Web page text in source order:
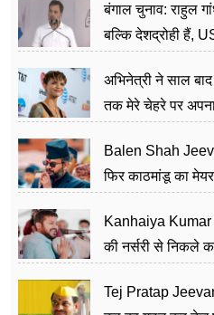
बंगाल चुनाव: राहुल
बल्कि देशद्रोही हैं,
अभिनेत्री ने साल
तक मेरे चेहरे पर अपना
Balen Shah
फिर काठमांडू का
Kanhaiya
की नर्सरी से निकले
Tej Pratap